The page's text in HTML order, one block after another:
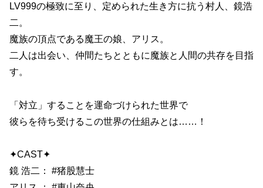
LV999の極致に至り、定められた生き方に抗う村人、鏡浩
二。
魔族の頂点である魔王の娘、アリス。
二人は出会い、仲間たちとともに魔族と人間の共存を目指
す。
「対立」することを運命づけられた世界で
彼らを待ち受けるこの世界の仕組みとは……！
✦CAST✦
鏡 浩二： #猪股慧士